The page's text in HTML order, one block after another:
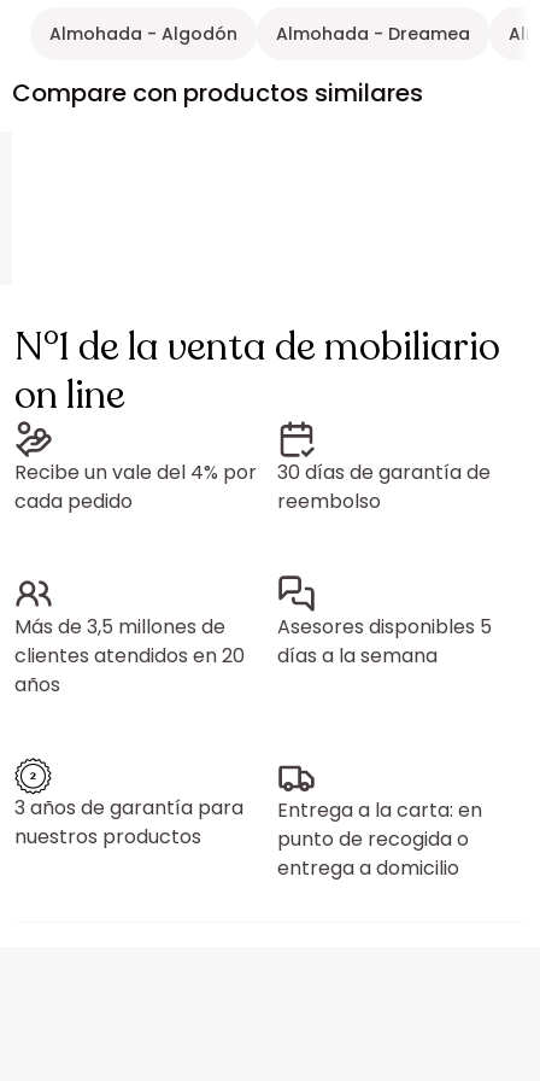
Almohada - Algodón Almohada - Dreamea
Compare con productos similares
N°1 de la venta de mobiliario
on line
Recibe un vale del 4% por
cada pedido
30 días de garantía de
reembolso
Más de 3,5 millones de
clientes atendidos en 20
años
Asesores disponibles 5
días a la semana
3 años de garantía para
nuestros productos
Entrega a la carta: en
punto de recogida o
entrega a domicilio